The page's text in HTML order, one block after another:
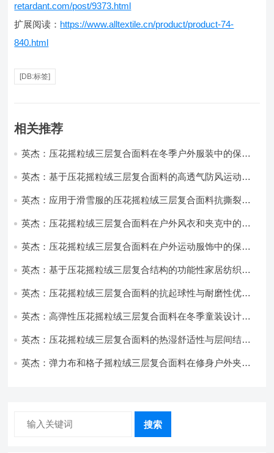
retardant.com/post/9373.html
扩展阅读： https://www.alltextile.cn/product/product-74-
840.html
[DB:标签]
相关推荐
英杰：压花摇粒绒三层复合面料在冬季户外服装中的保暖
英杰：基于压花摇粒绒三层复合面料的高透气防风运动服
英杰：应用于滑雪服的压花摇粒绒三层复合面料抗撕裂与
英杰：压花摇粒绒三层复合面料在户外风衣和夹克中的应
英杰：压花摇粒绒三层复合面料在户外运动服饰中的保暖
英杰：基于压花摇粒绒三层复合结构的功能性家居纺织品
英杰：压花摇粒绒三层复合面料的抗起球性与耐磨性优化
英杰：高弹性压花摇粒绒三层复合面料在冬季童装设计中
英杰：压花摇粒绒三层复合面料的热湿舒适性与层间结合
英杰：弹力布和格子摇粒绒三层复合面料在修身户外夹克
搜索